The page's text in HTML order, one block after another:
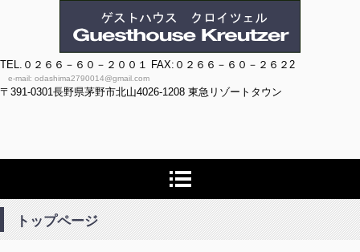
ゲストハウス クロイツェル
TEL.０２６６－６０－２００１ FAX:０２６６－６０－２６２2
e-mail: odashima2790014@gmail.com
〒391-0301長野県茅野市北山4026-1208 東急リゾートタウン
トップページ